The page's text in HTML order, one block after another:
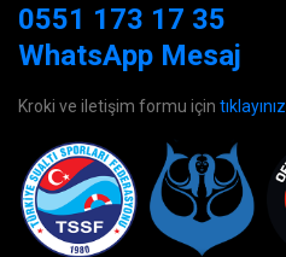
0551 173 17 35
WhatsApp Mesaj
Kroki ve iletişim formu için tıklayınız